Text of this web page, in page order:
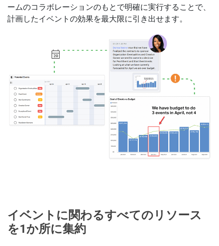
ームのコラボレーションのもとで明確に実行することで、
計画したイベントの効果を最大限に引き出せます。
イベントに関わるすべてのリソース
を1か所に集約